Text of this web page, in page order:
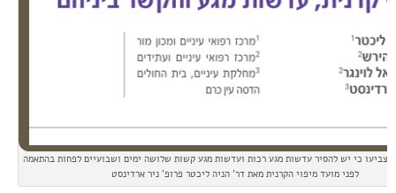
כי יש להסיר עדשות מגע רכות ועדשות מגע קשות שלושה ימים ושבועיים לפחות בהתאמה
לפני מועד מיפוי הקרנית מאת דר' הניה ליכטר פרופ' ניר ארדינסט